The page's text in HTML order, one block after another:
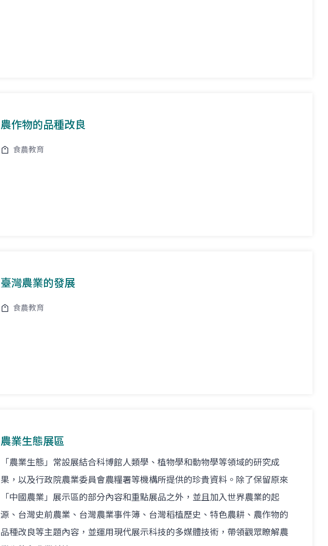
農作物的品種改良
食農教育
臺灣農業的發展
食農教育
農業生態展區
「農業生態」常設展結合科博館人類學、植物學和動物學等領域的研究成
果，以及行政院農業委員會農糧署等機構所提供的珍貴資料。除了保留原來
「中國農業」展示區的部分內容和重點展品之外，並且加入世界農業的起
源、台灣史前農業、台灣農業事件簿、台灣稻植歷史、特色農耕、農作物的
品種改良等主題內容，並運用現代展示科技的多媒體技術，帶領觀眾瞭解農